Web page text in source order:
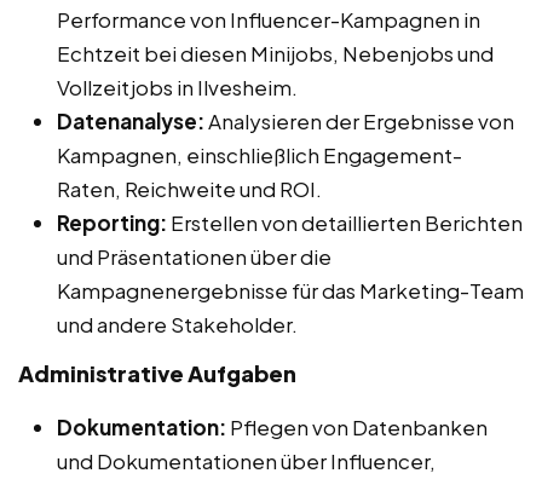
Performance von Influencer-Kampagnen in
Echtzeit bei diesen Minijobs, Nebenjobs und
Vollzeitjobs in Ilvesheim.
Datenanalyse:Analysieren der Ergebnisse von
Kampagnen, einschließlich Engagement-
Raten, Reichweite und ROI.
Reporting: Erstellen von detaillierten Berichten
und Präsentationen über die
Kampagnenergebnisse für das Marketing-Team
und andere Stakeholder.
Administrative Aufgaben
Dokumentation: Pflegen von Datenbanken
und Dokumentationen über Influencer,